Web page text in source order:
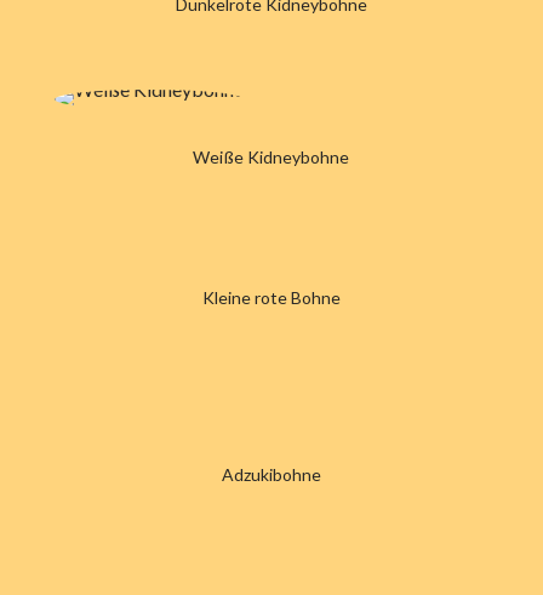
Dunkelrote Kidneybohne
Weiße Kidneybohne
Kleine rote Bohne
Adzukibohne